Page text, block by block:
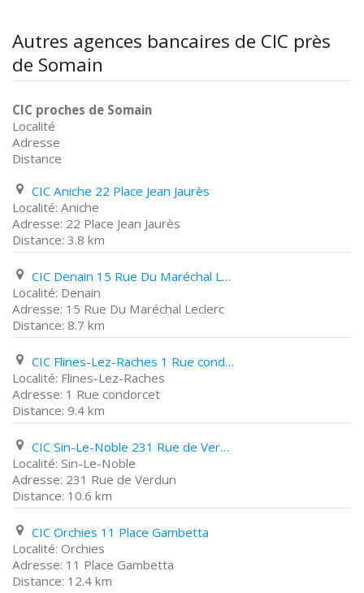
Autres agences bancaires de CIC près
de Somain
CIC proches de Somain
Localité
Adresse
Distance
CIC Aniche 22 Place Jean Jaurès
Aniche
22 Place Jean Jaurès
3.8 km
CIC Denain 15 Rue Du Maréchal Leclerc
Denain
15 Rue Du Maréchal Leclerc
8.7 km
CIC Flines-Lez-Raches 1 Rue condorcet
Flines-Lez-Raches
1 Rue condorcet
9.4 km
CIC Sin-Le-Noble 231 Rue de Verdun
Sin-Le-Noble
231 Rue de Verdun
10.6 km
CIC Orchies 11 Place Gambetta
Orchies
11 Place Gambetta
12.4 km